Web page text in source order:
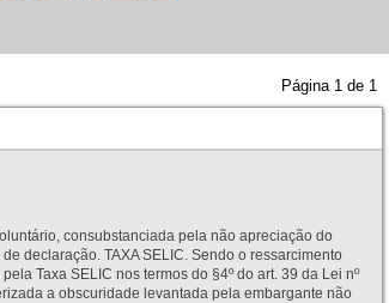
Página 1 de 1
consubstanciada pela não apreciação do
declaração. TAXA SELIC. Sendo o ressarcimento
Taxa SELIC nos termos do §4º do art. 39 da Lei nº
a obscuridade levantada pela embargante não